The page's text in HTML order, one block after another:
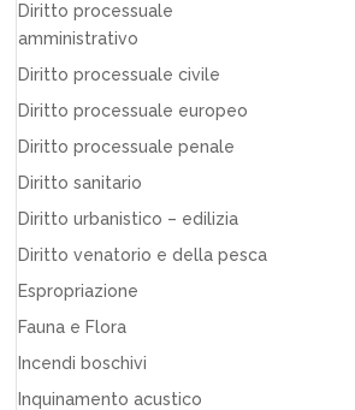
Diritto processuale
amministrativo
Diritto processuale civile
Diritto processuale europeo
Diritto processuale penale
Diritto sanitario
Diritto urbanistico – edilizia
Diritto venatorio e della pesca
Espropriazione
Fauna e Flora
Incendi boschivi
Inquinamento acustico